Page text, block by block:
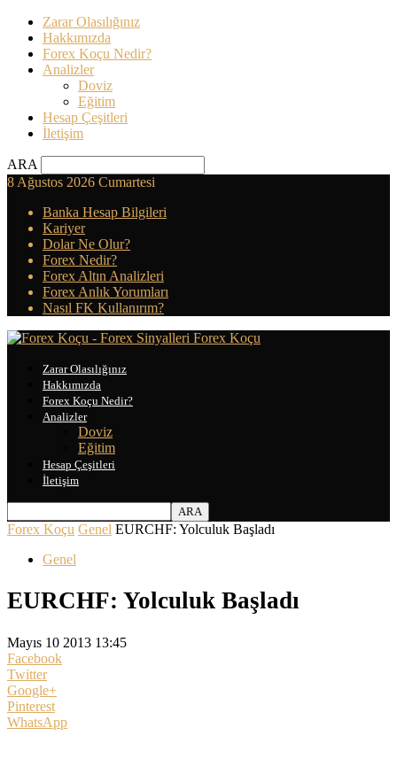
Zarar Olasılığınız
Hakkımızda
Forex Koçu Nedir?
Analizler
Doviz
Eğitim
Hesap Çeşitleri
İletişim
ARA
8 Ağustos 2026 Cumartesi
Banka Hesap Bilgileri
Kariyer
Dolar Ne Olur?
Forex Nedir?
Forex Altın Analizleri
Forex Anlık Yorumları
Nasıl FK Kullanırım?
Forex Koçu
Zarar Olasılığınız
Hakkımızda
Forex Koçu Nedir?
Analizler
Doviz
Eğitim
Hesap Çeşitleri
İletişim
Forex Koçu Genel EURCHF: Yolculuk Başladı
Genel
EURCHF: Yolculuk Başladı
Mayıs 10 2013 13:45
Facebook
Twitter
Google+
Pinterest
WhatsApp